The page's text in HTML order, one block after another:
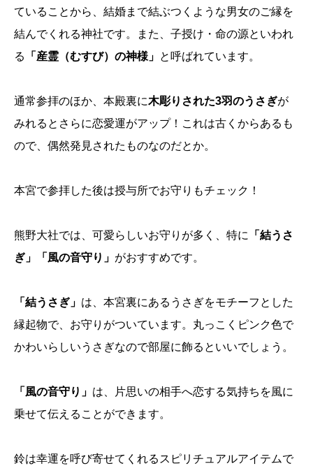
ていることから、結婚まで結ぶつくような男女のご縁を
結んでくれる神社です。また、子授け・命の源といわれ
る
「産霊（むすび）の神様」 と呼ばれています。
通常参拝のほか、本殿裏に木彫りされた3羽のうさぎが
みれるとさらに恋愛運がアップ！これは古くからあるも
ので、偶然発見されたものなのだとか。
本宮で参拝した後は授与所でお守りもチェック！
熊野大社では、可愛らしいお守りが多く、特に 「結うさ
ぎ」「風の音守り」 がおすすめです。
「結うさぎ」 は、本宮裏にあるうさぎをモチーフとした
縁起物で、お守りがついています。丸っこくピンク色で
かわいらしいうさぎなので部屋に飾るといいでしょう。
「風の音守り」 は、片思いの相手へ恋する気持ちを風に
乗せて伝えることができます。
鈴は幸運を呼び寄せてくれるスピリチュアルアイテムで